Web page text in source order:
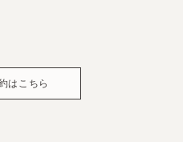
はこちら